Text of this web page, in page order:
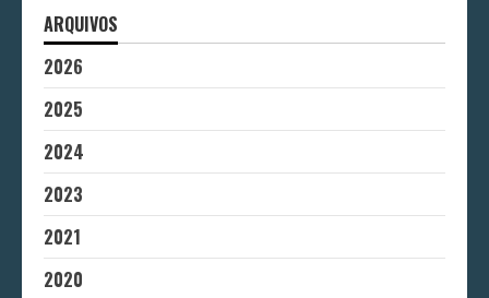
ARQUIVOS
2026
2025
2024
2023
2021
2020